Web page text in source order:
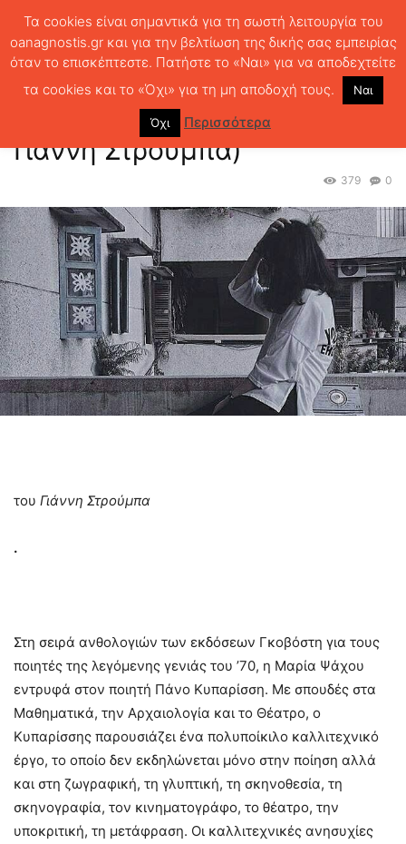
ΚΡΙΤΙΚΕΣ
Κυπαρίσσης μεσίστιος (του
Γιάννη Στρούμπα)
Κυπαρίσσης μεσίστιος (του
Γιάννη Στρούμπα)
0
379
του Γιάννη Στρούμπα
.
Στη σειρά ανθολογιών των εκδόσεων Γκοβόστη για τους
ποιητές της λεγόμενης γενιάς του ’70, η Μαρία Ψάχου
εντρυφά στον ποιητή Πάνο Κυπαρίσση. Με σπουδές στα
Μαθηματικά, την Αρχαιολογία και το Θέατρο, ο
Κυπαρίσσης παρουσιάζει ένα πολυποίκιλο καλλιτεχνικό
έργο, το οποίο δεν εκδηλώνεται μόνο στην ποίηση αλλά
και στη ζωγραφική, τη γλυπτική, τη σκηνοθεσία, τη
σκηνογραφία, τον κινηματογράφο, το θέατρο, την
υποκριτική, τη μετάφραση. Οι καλλιτεχνικές ανησυχίες
Τα cookies είναι σημαντικά για τη σωστή λειτουργία του
oanagnostis.gr και για την βελτίωση της δικής σας εμπειρίας
όταν το επισκέπτεστε. Πατήστε το «Ναι» για να αποδεχτείτε
τα cookies και το «Όχι» για τη μη αποδοχή τους.
Ναι
Όχι Περισσότερα